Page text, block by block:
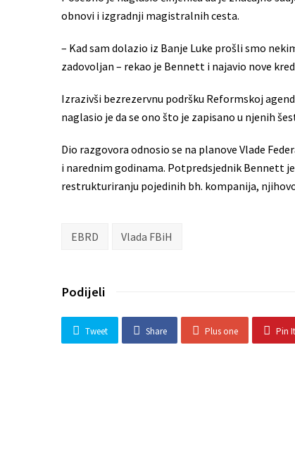
obnovi i izgradnji magistralnih cesta.
– Kad sam dolazio iz Banje Luke prošli smo
zadovoljan – rekao je Bennett i najavio nove
Izrazivši bezrezervnu podršku Reformskoj
naglasio je da se ono što je zapisano u njenih
Dio razgovora odnosio se na planove Vlade
i narednim godinama. Potpredsjednik Bennett
restrukturiranju pojedinih bh. kompanija,
EBRD Vlada FBiH
Podijeli
Tweet Share Plus one Pin It